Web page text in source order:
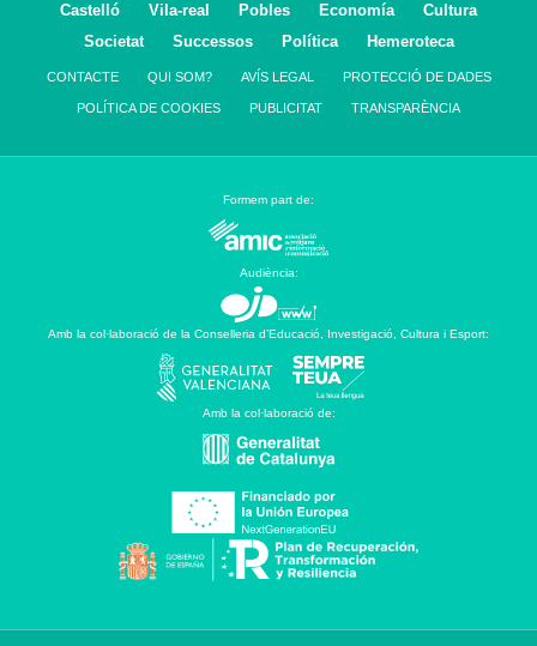
Castelló Vila-real Pobles Economía
Cultura
Societat
Successos Política Hemeroteca
CONTACTE QUI SOM? AVÍS LEGAL PROTECCIÓ DE DADES
POLÍTICA DE COOKIES PUBLICITAT TRANSPARÈNCIA
Formem part de:
Audiència:
Amb la col·laboració de la Conselleria d’Educació, Investigació, Cultura i Esport:
Amb la col·laboració de: